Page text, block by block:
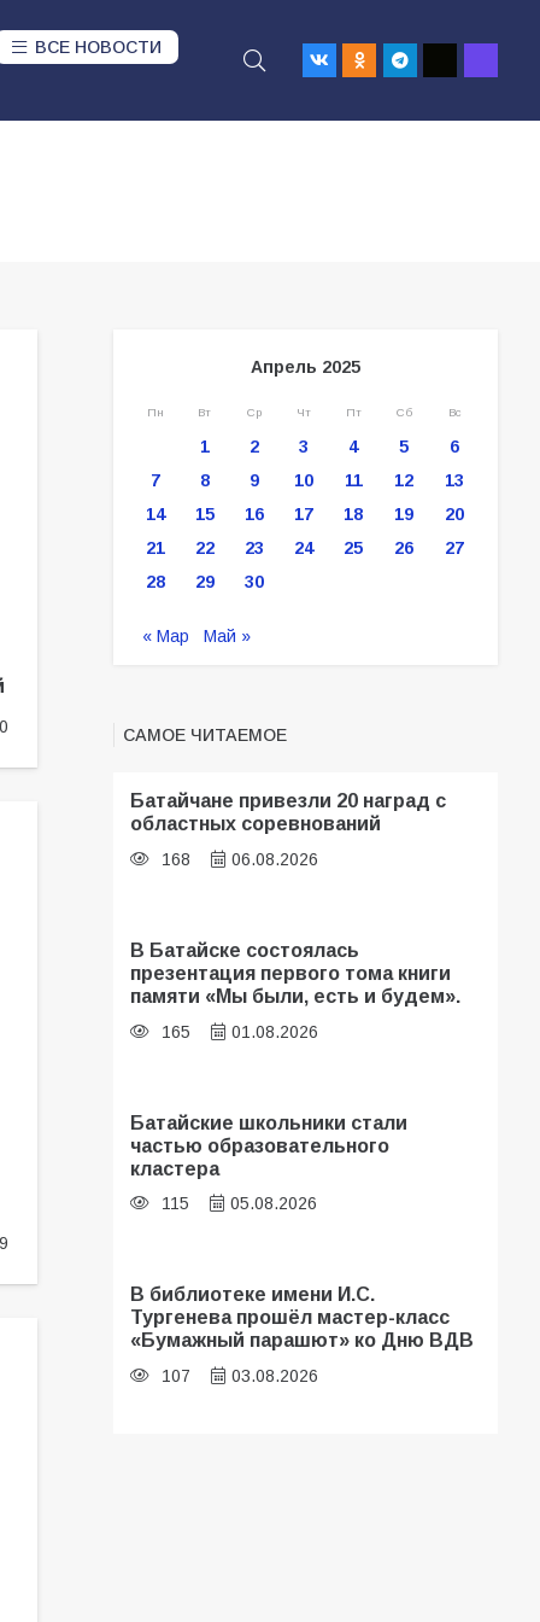
ВСЕ НОВОСТИ
Апрель 2025
Пн Вт Ср Чт Пт Сб Вс
1 2 3 4 5
6
7
8 9 10 11 12
13
14
15 16 17 18 19
20
21
22 23 24 25 26
27
28
29 30
« Мар Май »
САМОЕ ЧИТАЕМОЕ
Батайчане привезли 20 наград с
областных соревнований
168 06.08.2026
В Батайске состоялась
презентация первого тома книги
памяти «Мы были, есть и будем».
165 01.08.2026
Батайские школьники стали
частью образовательного
кластера
115 05.08.2026
В библиотеке имени И.С.
Тургенева прошёл мастер-класс
«Бумажный парашют» ко Дню ВДВ
107 03.08.2026